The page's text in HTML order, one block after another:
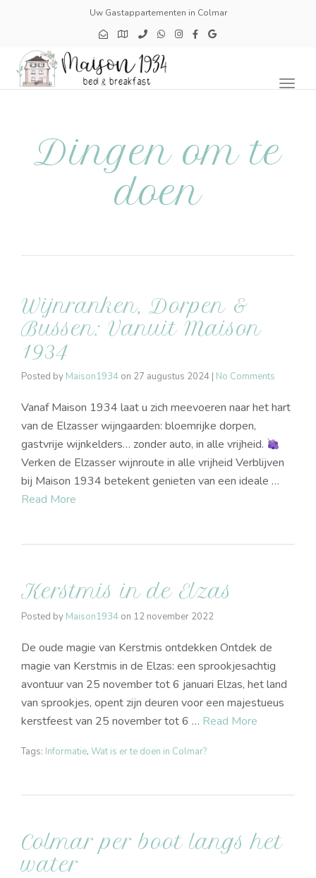
Uw Gastappartementen in Colmar
Dingen om te
doen
Wijnranken, Dorpen &
Bussen: Vanuit Maison
1934
Posted by Maison1934 on 27 augustus 2024 No Comments
Vanaf Maison 1934 laat u zich meevoeren naar het hart
van de Elzasser wijngaarden: bloemrijke dorpen,
gastvrije wijnkelders… zonder auto, in alle vrijheid.
Verken de Elzasser wijnroute in alle vrijheid Verblijven
bij Maison 1934 betekent genieten van een ideale …
Read More
Kerstmis in de Elzas
Posted by Maison1934 on 12 november 2022
De oude magie van Kerstmis ontdekken Ontdek de
magie van Kerstmis in de Elzas: een sprookjesachtig
avontuur van 25 november tot 6 januari Elzas, het land
van sprookjes, opent zijn deuren voor een majestueus
kerstfeest van 25 november tot 6 … Read More
Tags: Informatie, Wat is er te doen in Colmar?
Colmar per boot langs het
water